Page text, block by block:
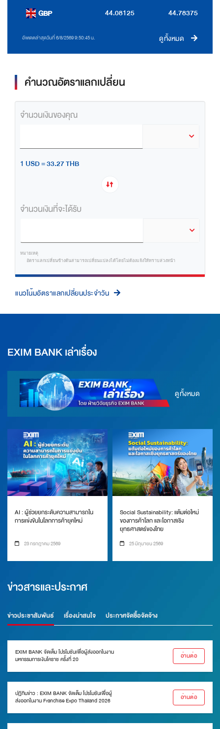
GBP 44.08125 44.78375
อัพเดตล่าสุดวันที่ 6/8/2569 9:50:45 น. ดูทั้งหมด
คำนวณอัตราแลกเปลี่ยน
จำนวนเงินของคุณ
1 USD = 33.27 THB
จำนวนเงินที่จะได้รับ
หมายเหตุ
อัตราแลกเปลี่ยนข้างต้นสามารถเปลี่ยนแปลงได้โดยไม่ต้องแจ้งให้ทราบล่วงหน้า
แนวโน้มอัตราแลกเปลี่ยนประจำวัน
EXIM BANK เล่าเรื่อง
ดูทั้งหมด
AI : ผู้ช่วยยกระดับความสามารถใน
การแข่งขันในโลกการค้ายุคใหม่
23 กรกฎาคม 2569
Social Sustainability: แต้มต่อใหม่
ของการค้าโลก และโอกาสเชิง
ยุทธศาสตร์ของไทย
25 มิถุนายน 2569
ข่าวสารและประกาศ
ข่าวประชาสัมพันธ์ เรื่องน่าสนใจ ประกาศจัดซื้อจัดจ้าง
EXIM BANK จัดเต็ม โปรโมชันเพื่อผู้ส่งออกในงาน
มหกรรมการเงินโคราช ครั้งที่ 20
อ่านต่อ
ปฏิทินข่าว : EXIM BANK จัดเต็ม โปรโมชันเพื่อผู้
ส่งออกในงาน Franchise Expo Thailand 2026
อ่านต่อ